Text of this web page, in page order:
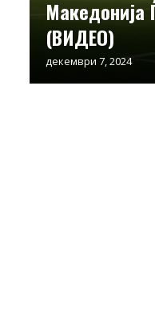
Македонија
(ВИДЕО)
декември 7, 2024